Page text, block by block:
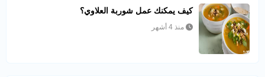
كيف يمكنك عمل شوربة العلاوي؟
منذ 4 أشهر